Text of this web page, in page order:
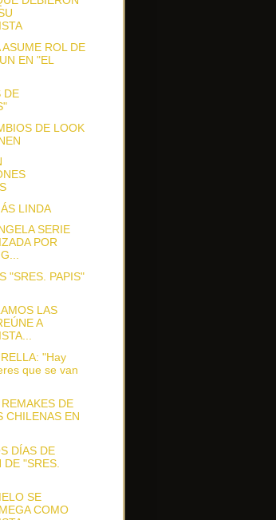
ASUME ROL DE
EN "EL
DE
DE LOOK
LINDA
SERIE
POR
"SRES. PAPIS"
LAS
A
"Hay
que se van
DE
CHILENAS EN
DÍAS DE
"SRES.
SE
COMO